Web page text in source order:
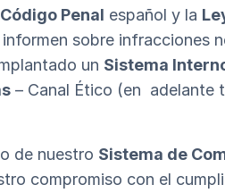
Código Penal español y la
sobre infracciones
un Sistema
– Canal Ético (en adelante
de nuestro Sistema de
compromiso con el